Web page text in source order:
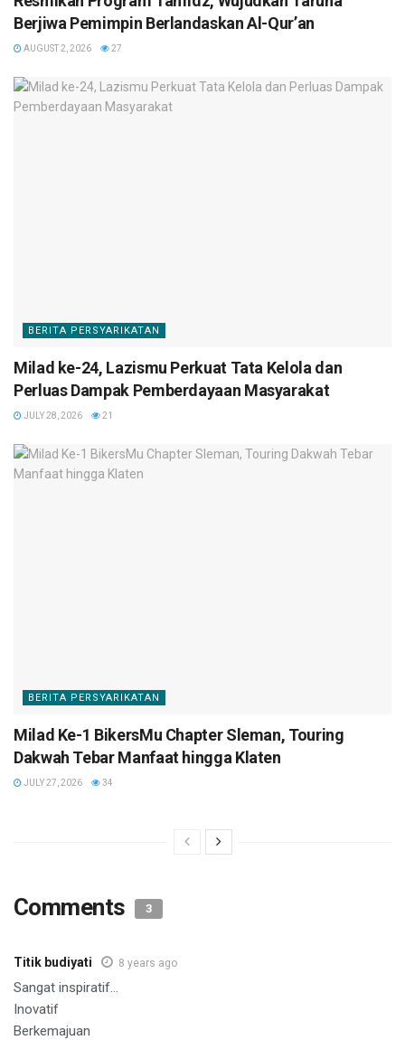
Berjiwa Pemimpin Berlandaskan Al-Qur’an
AUGUST 2, 2026 27
BERITA PERSYARIKATAN
Milad ke-24, Lazismu Perkuat Tata Kelola dan
Perluas Dampak Pemberdayaan Masyarakat
JULY 28, 2026 21
BERITA PERSYARIKATAN
Milad Ke-1 BikersMu Chapter Sleman, Touring
Dakwah Tebar Manfaat hingga Klaten
JULY 27, 2026 34
Comments 3
Titik budiyati 8 years ago
Sangat inspiratif…
Inovatif
Berkemajuan